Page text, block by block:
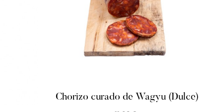
Chorizo curado de Wagyu (Dulce)